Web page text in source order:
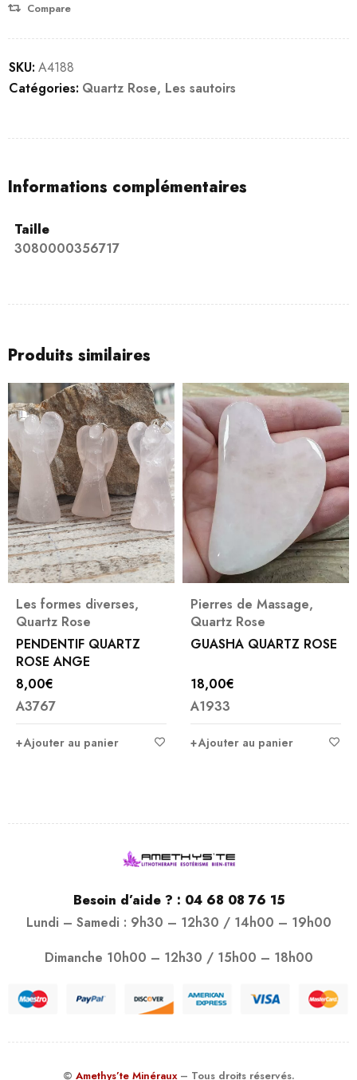
Compare
SKU: A4188
Catégories: Quartz Rose, Les sautoirs
Informations complémentaires
Taille
3080000356717
Produits similaires
Les formes diverses,
Quartz Rose
PENDENTIF QUARTZ
ROSE ANGE
8,00€
A3767
Ajouter au panier
Pierres de Massage,
Quartz Rose
GUASHA QUARTZ ROSE
18,00€
A1933
Ajouter au panier
Besoin d’aide ? : 04 68 08 76 15
Lundi – Samedi : 9h30 – 12h30 / 14h00 – 19h00
Dimanche 10h00 – 12h30 / 15h00 – 18h00
© Amethys’te Minéraux – Tous droits réservés.